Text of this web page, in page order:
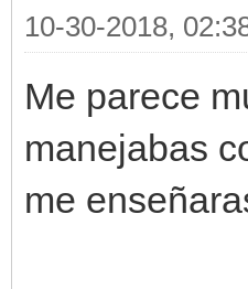
10-30-2018,
Me parece
manejabas
me